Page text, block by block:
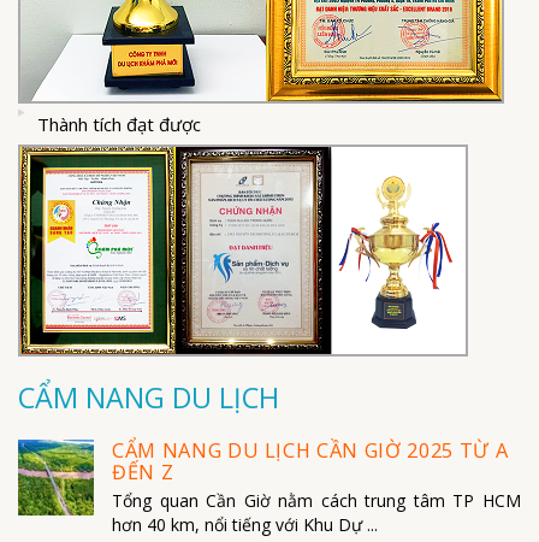
Thành tích đạt được
CẨM NANG DU LỊCH
CẨM NANG DU LỊCH CẦN GIỜ 2025 TỪ A
ĐẾN Z
Tổng quan Cần Giờ nằm cách trung tâm TP HCM
hơn 40 km, nổi tiếng với Khu Dự ...